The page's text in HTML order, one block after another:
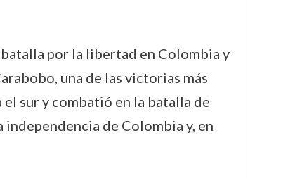
por la libertad en Colombia y
una de las victorias más
sur y combatió en la batalla de
de Colombia y, en